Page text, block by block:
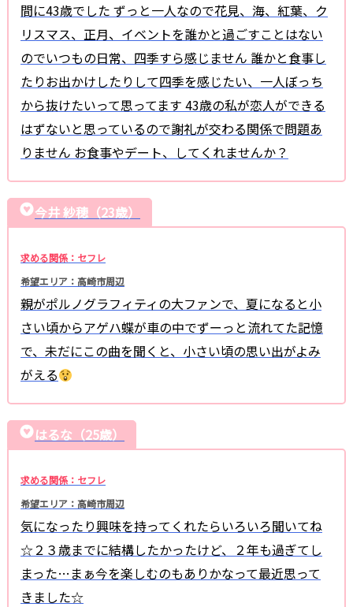
間に43歳でした ずっと一人なので花見、海、紅葉、ク
リスマス、正月、イベントを誰かと過ごすことはない
のでいつもの日常、四季すら感じません 誰かと食事し
たりお出かけしたりして四季を感じたい、一人ぼっち
から抜けたいって思ってます 43歳の私が恋人ができる
はずないと思っているので謝礼が交わる関係で問題あ
りません お食事やデート、してくれませんか？
今井 紗穂（23歳）
求める関係：セフレ
希望エリア：高崎市周辺
親がポルノグラフィティの大ファンで、夏になると小
さい頃からアゲハ蝶が車の中でずーっと流れてた記憶
で、未だにこの曲を聞くと、小さい頃の思い出がよみ
がえる
はるな（25歳）
求める関係：セフレ
希望エリア：高崎市周辺
気になったり興味を持ってくれたらいろいろ聞いてね
☆２３歳までに結構したかったけど、２年も過ぎてし
まった…まぁ今を楽しむのもありかなって最近思って
きました☆